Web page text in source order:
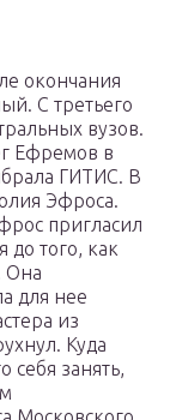
окончания
С третьего
вузов.
Ефремов в
ГИТИС. В
Эфроса.
пригласил
до того, как
Она
для нее
из
Куда
себя занять,